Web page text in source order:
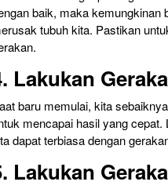
baik, maka kemungkinan
tubuh kita. Pastikan
Lakukan
baru memulai, kita
mencapai hasil yang
dapat terbiasa dengan
Lakukan